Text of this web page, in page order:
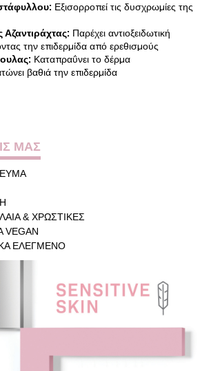
Εξισορροπεί τις δυσχρωμίες της
Αζαντιράχτας: Παρέχει αντιοξειδωτική
την επιδερμίδα από ερεθισμούς
Καταπραΰνει το δέρμα
βαθιά την επιδερμίδα
ΜΑΣ
& ΧΡΩΣΤΙΚΕΣ
VEGAN
ΕΛΕΓΜΕΝΟ